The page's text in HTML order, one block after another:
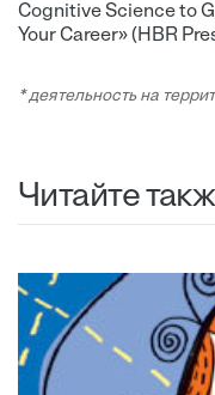
Cognitive Science to
Your Career» (HBR
* деятельность на
Читайте